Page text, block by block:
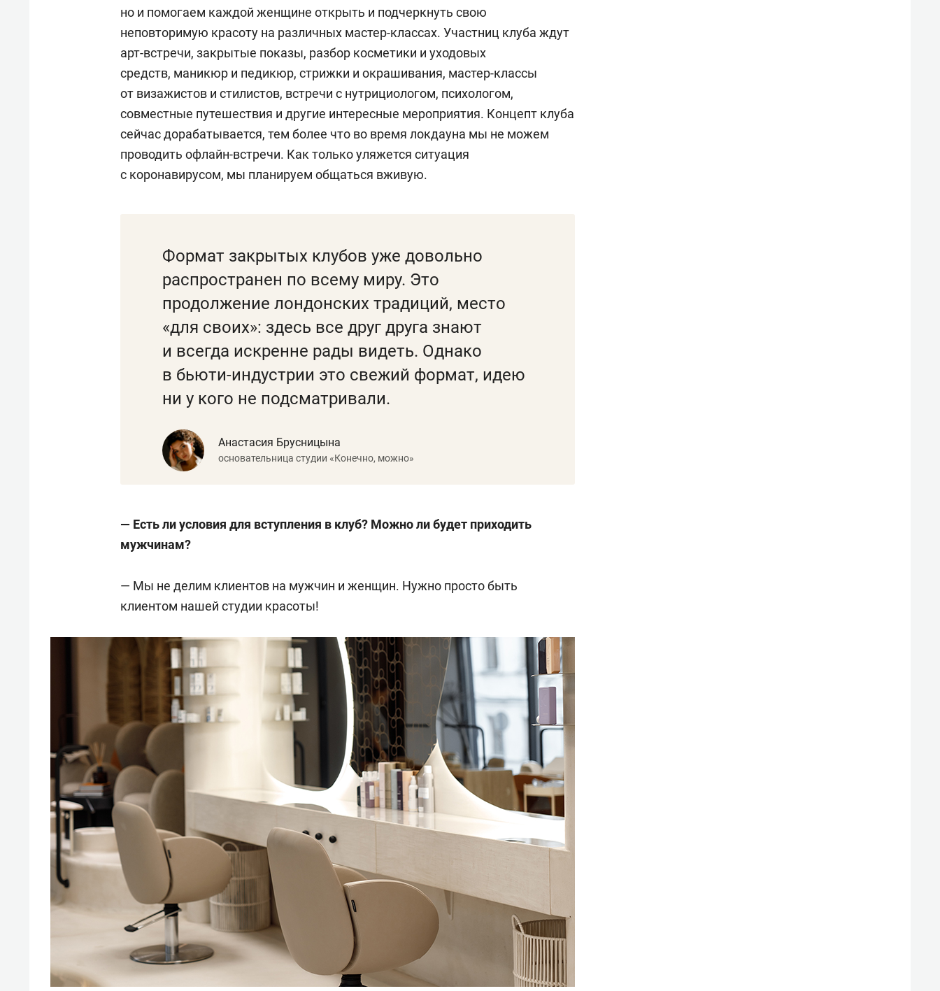
но и помогаем каждой женщине открыть и подчеркнуть свою
неповторимую красоту на различных мастер-классах. Участниц клуба ждут
арт-встречи, закрытые показы, разбор косметики и уходовых
средств, маникюр и педикюр, стрижки и окрашивания, мастер-классы
от визажистов и стилистов, встречи с нутрициологом, психологом,
совместные путешествия и другие интересные мероприятия. Концепт клуба
сейчас дорабатывается, тем более что во время локдауна мы не можем
проводить офлайн-встречи. Как только уляжется ситуация
с коронавирусом, мы планируем общаться вживую.
Формат закрытых клубов уже довольно
распространен по всему миру. Это
продолжение лондонских традиций, место
«для своих»: здесь все друг друга знают
и всегда искренне рады видеть. Однако
в бьюти-индустрии это свежий формат, идею
ни у кого не подсматривали.
Анастасия Брусницына
основательница студии «Конечно, можно»
— Есть ли условия для вступления в клуб? Можно ли будет приходить
мужчинам?
— Мы не делим клиентов на мужчин и женщин. Нужно просто быть
клиентом нашей студии красоты!